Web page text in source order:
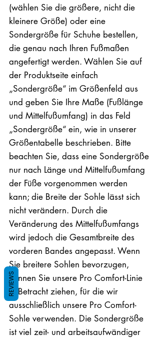
(wählen Sie die größere, nicht die
kleinere Größe) oder eine
Sondergröße für Schuhe bestellen,
die genau nach Ihren Fußmaßen
angefertigt werden. Wählen Sie auf
der Produktseite einfach
„Sondergröße“ im Größenfeld aus
und geben Sie Ihre Maße (Fußlänge
und Mittelfußumfang) in das Feld
„Sondergröße“ ein, wie in unserer
Größentabelle beschrieben. Bitte
beachten Sie, dass eine Sondergröße
nur nach Länge und Mittelfußumfang
der Füße vorgenommen werden
kann; die Breite der Sohle lässt sich
nicht verändern. Durch die
Veränderung des Mittelfußumfangs
wird jedoch die Gesamtbreite des
vorderen Bandes angepasst. Wenn
Sie breitere Sohlen bevorzugen,
können Sie unsere Pro Comfort-Linie
in Betracht ziehen, für die wir
ausschließlich unsere Pro Comfort-
Sohle verwenden. Die Sondergröße
ist viel zeit- und arbeitsaufwändiger
REVIEWS